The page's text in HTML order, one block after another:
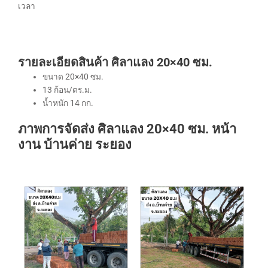
เวลา
รายละเอียดสินค้า ศิลาแลง 20×40 ซม.
ขนาด 20×40 ซม.
13 ก้อน/ตร.ม.
น้ำหนัก 14 กก.
ภาพการจัดส่ง ศิลาแลง 20×40 ซม. หน้า
งาน บ้านค่าย ระยอง